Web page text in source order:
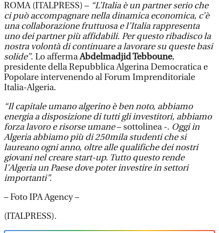
ROMA (ITALPRESS) – “L’Italia è un partner serio che
ci può accompagnare nella dinamica economica, c’è
una collaborazione fruttuosa e l’Italia rappresenta
uno dei partner più affidabili. Per questo ribadisco la
nostra volontà di continuare a lavorare su queste basi
solide”. Lo affermaAbdelmadjid Tebboune,
presidente della Repubblica Algerina Democratica e
Popolare intervenendo al Forum Imprenditoriale
Italia-Algeria.
“Il capitale umano algerino è ben noto, abbiamo
energia a disposizione di tutti gli investitori, abbiamo
forza lavoro e risorse umane– sottolinea -. Oggi in
Algeria abbiamo più di 250mila studenti che si
laureano ogni anno, oltre alle qualifiche dei nostri
giovani nel creare start-up. Tutto questo rende
l’Algeria un Paese dove poter investire in settori
importanti”.
– Foto IPA Agency –
(ITALPRESS).